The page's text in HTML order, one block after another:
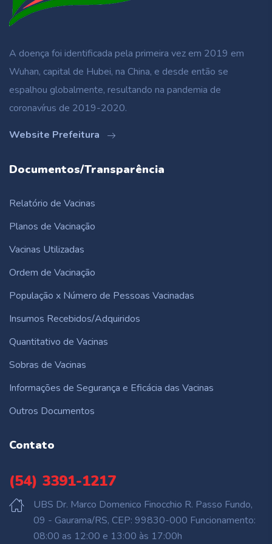
A doença foi identificada pela primeira vez em 2019 em
Wuhan, capital de Hubei, na China, e desde então se
espalhou globalmente, resultando na pandemia de
coronavírus de 2019-2020.
Website Prefeitura
Documentos/Transparência
Relatório de Vacinas
Planos de Vacinação
Vacinas Utilizadas
Ordem de Vacinação
População x Número de Pessoas Vacinadas
Insumos Recebidos/Adquiridos
Quantitativo de Vacinas
Sobras de Vacinas
Informações de Segurança e Eficácia das Vacinas
Outros Documentos
Contato
(54) 3391-1217
UBS Dr. Marco Domenico Finocchio R. Passo Fundo,
09 - Gaurama/RS, CEP: 99830-000 Funcionamento:
08:00 as 12:00 e 13:00 às 17:00h